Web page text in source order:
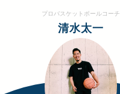
プロバスケットボールコーチ
清水太一